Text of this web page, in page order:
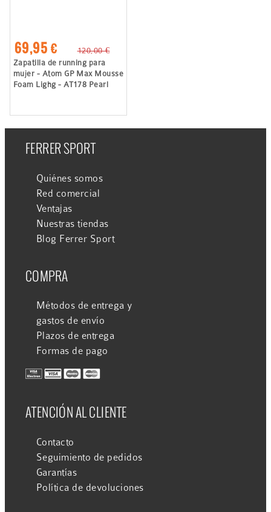
69,95 €
120,00 €
Zapatilla de running para
mujer - Atom GP Max Mousse
Foam Lighg - AT178 Pearl
FERRER SPORT
Quiénes somos
Red comercial
Ventajas
Nuestras tiendas
Blog Ferrer Sport
COMPRA
Métodos de entrega y
gastos de envío
Plazos de entrega
Formas de pago
ATENCIÓN AL CLIENTE
Contacto
Seguimiento de pedidos
Garantías
Política de devoluciones